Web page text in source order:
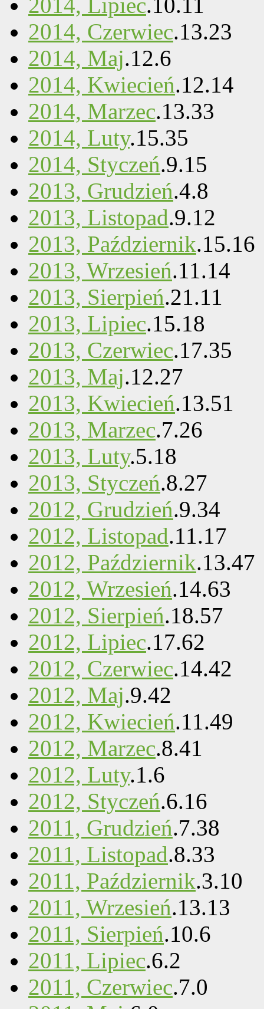
2014, Lipiec.10.11
2014, Czerwiec.13.23
2014, Maj.12.6
2014, Kwiecień.12.14
2014, Marzec.13.33
2014, Luty.15.35
2014, Styczeń.9.15
2013, Grudzień.4.8
2013, Listopad.9.12
2013, Październik.15.16
2013, Wrzesień.11.14
2013, Sierpień.21.11
2013, Lipiec.15.18
2013, Czerwiec.17.35
2013, Maj.12.27
2013, Kwiecień.13.51
2013, Marzec.7.26
2013, Luty.5.18
2013, Styczeń.8.27
2012, Grudzień.9.34
2012, Listopad.11.17
2012, Październik.13.47
2012, Wrzesień.14.63
2012, Sierpień.18.57
2012, Lipiec.17.62
2012, Czerwiec.14.42
2012, Maj.9.42
2012, Kwiecień.11.49
2012, Marzec.8.41
2012, Luty.1.6
2012, Styczeń.6.16
2011, Grudzień.7.38
2011, Listopad.8.33
2011, Październik.3.10
2011, Wrzesień.13.13
2011, Sierpień.10.6
2011, Lipiec.6.2
2011, Czerwiec.7.0